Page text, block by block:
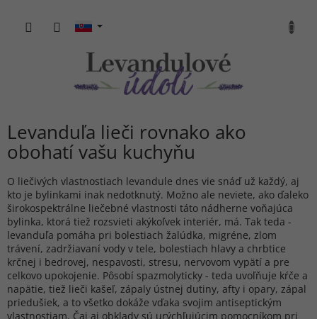
obsah
KOŠÍK
Levanduľa lieči rovnako ako
obohatí vašu kuchyňu
O liečivých vlastnostiach levandule dnes vie snáď už každý, aj
kto je bylinkami inak nedotknutý. Možno ale neviete, ako ďaleko
širokospektrálne liečebné vlastnosti táto nádherne voňajúca
bylinka, ktorá tiež rozsvieti akýkoľvek interiér, má. Tak teda -
levanduľa pomáha pri bolestiach žalúdka, migréne, zlom
trávení, zadržiavaní vody v tele, bolestiach hlavy a chrbtice
krčnej i bedrovej, nespavosti, stresu, nervovom vypätí a pre
celkovo upokojenie. Pôsobí spazmolyticky - teda uvoľňuje kŕče a
napätie, tiež lieči kašeľ, zápaly ústnej dutiny, afty i opary, zápal
priedušiek, a to všetko dokáže vďaka svojim antiseptickým
vlastnostiam. Čaj aj obklady sú urýchľujúcim pomocníkom pri